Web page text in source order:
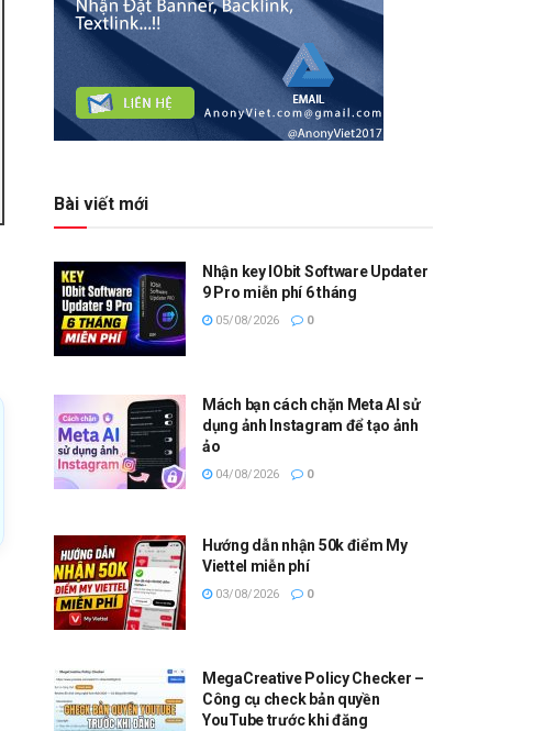
Bài viết mới
Nhận key IObit Software Updater
9 Pro miễn phí 6 tháng
05/08/2026 0
Mách bạn cách chặn Meta AI sử
dụng ảnh Instagram để tạo ảnh
ảo
04/08/2026 0
Hướng dẫn nhận 50k điểm My
Viettel miễn phí
03/08/2026 0
MegaCreative Policy Checker –
Công cụ check bản quyền
YouTube trước khi đăng